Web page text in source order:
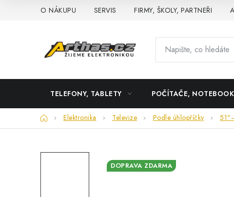
O NÁKUPU SERVIS FIRMY, ŠKOLY, PARTNEŘI
TELEFONY, TABLETY POČÍTAČE,
DomůElektronika Televize Podle úhlopříčky
DOPRAVA ZDARMA